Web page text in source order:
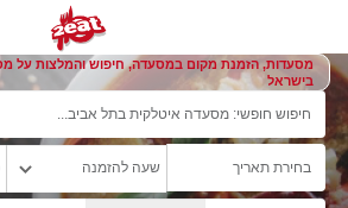
מסעדות, הזמנת מקום במסעדה, חיפוש והמלצות על
בישראל